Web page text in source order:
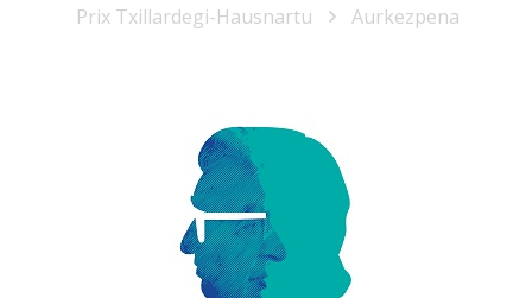
Prix Txillardegi-Hausnartu
Aurkezpena